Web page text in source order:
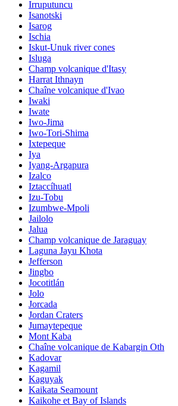
Irruputuncu
Isanotski
Isarog
Ischia
Iskut-Unuk river cones
Isluga
Champ volcanique d'Itasy
Harrat Ithnayn
Chaîne volcanique d'Ivao
Iwaki
Iwate
Iwo-Jima
Iwo-Tori-Shima
Ixtepeque
Iya
Iyang-Argapura
Izalco
Iztaccíhuatl
Izu-Tobu
Izumbwe-Mpoli
Jailolo
Jalua
Champ volcanique de Jaraguay
Laguna Jayu Khota
Jefferson
Jingbo
Jocotitlán
Jolo
Jorcada
Jordan Craters
Jumaytepeque
Mont Kaba
Chaîne volcanique de Kabargin Oth
Kadovar
Kagamil
Kaguyak
Kaikata Seamount
Kaikohe et Bay of Islands